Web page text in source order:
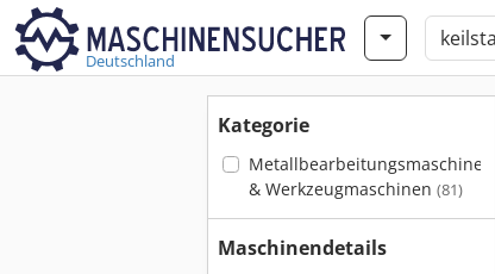
Deutschland
Kategorie
Metallbearbeitungsmaschinen
& Werkzeugmaschinen (81)
Maschinendetails